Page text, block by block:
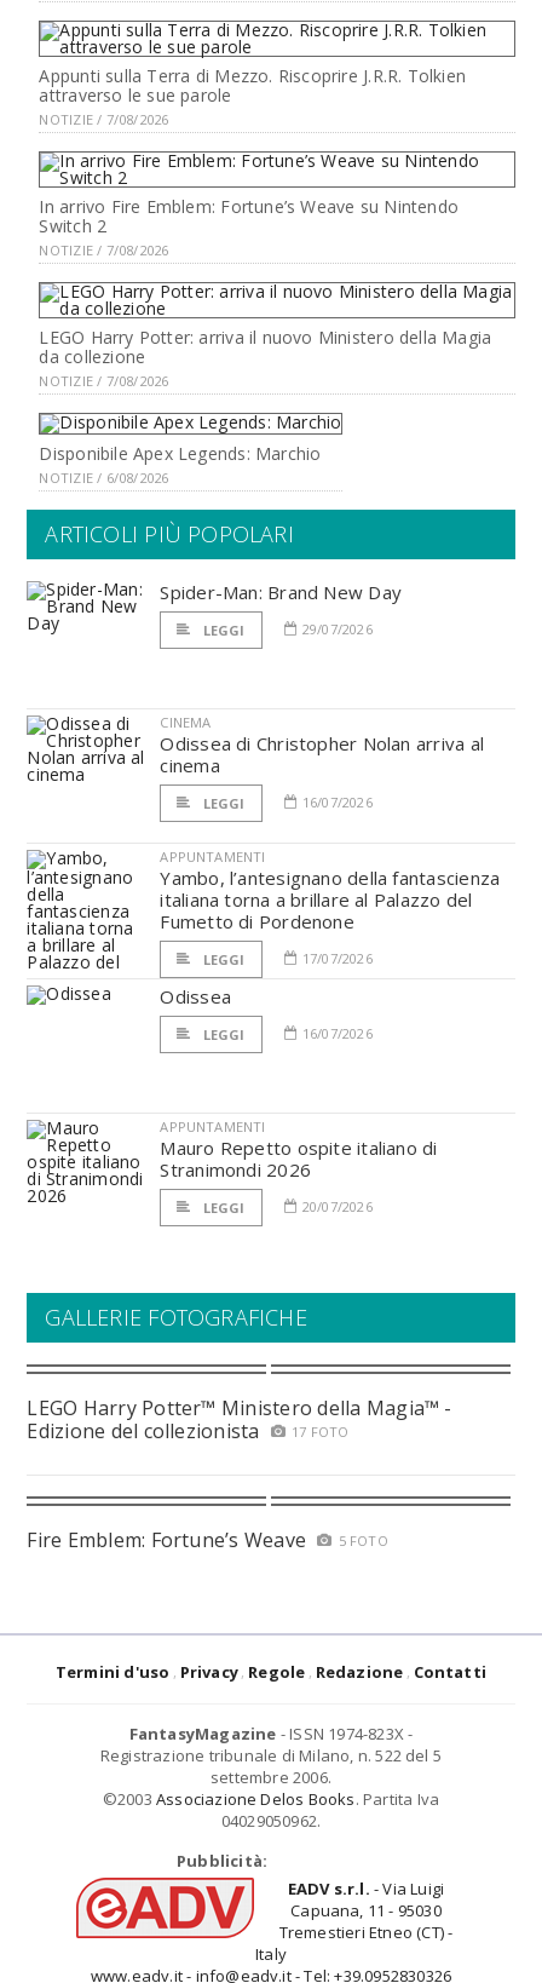
Appunti sulla Terra di Mezzo. Riscoprire J.R.R. Tolkien
attraverso le sue parole
NOTIZIE / 7/08/2026
In arrivo Fire Emblem: Fortune’s Weave su Nintendo
Switch 2
NOTIZIE / 7/08/2026
LEGO Harry Potter: arriva il nuovo Ministero della Magia
da collezione
NOTIZIE / 7/08/2026
Disponibile Apex Legends: Marchio
NOTIZIE / 6/08/2026
ARTICOLI PIÙ POPOLARI
Spider-Man: Brand New Day
LEGGI 29/07/2026
CINEMA
Odissea di Christopher Nolan arriva al
cinema
LEGGI 16/07/2026
APPUNTAMENTI
Yambo, l’antesignano della fantascienza
italiana torna a brillare al Palazzo del
Fumetto di Pordenone
LEGGI 17/07/2026
Odissea
LEGGI 16/07/2026
APPUNTAMENTI
Mauro Repetto ospite italiano di
Stranimondi 2026
LEGGI 20/07/2026
GALLERIE FOTOGRAFICHE
LEGO Harry Potter™ Ministero della Magia™ -
Edizione del collezionista
17 FOTO
Fire Emblem: Fortune’s Weave 5 FOTO
Termini d'uso Privacy Regole Redazione Contatti
FantasyMagazine - ISSN 1974-823X -
Registrazione tribunale di Milano, n. 522 del 5
settembre 2006.
©2003 Associazione Delos Books. Partita Iva
04029050962.
Pubblicità:
EADV s.r.l. - Via Luigi
Capuana, 11 - 95030
Tremestieri Etneo (CT) -
Italy
www.eadv.it - info@eadv.it - Tel: +39.0952830326